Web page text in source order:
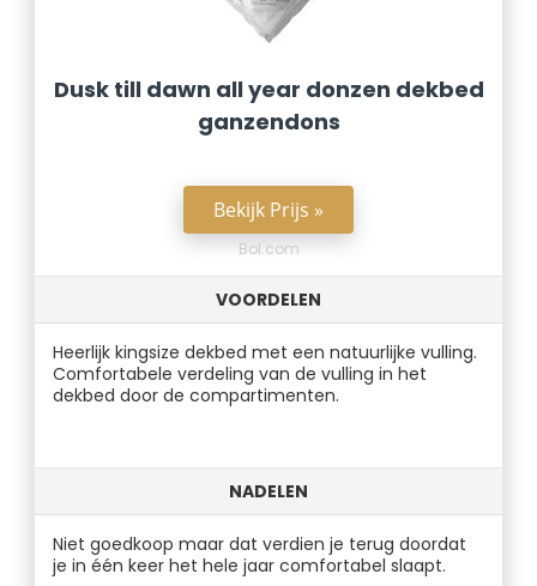
Dusk till dawn all year donzen dekbed
ganzendons
Bekijk Prijs »
Bol.com
VOORDELEN
Heerlijk kingsize dekbed met een natuurlijke vulling.
Comfortabele verdeling van de vulling in het
dekbed door de compartimenten.
NADELEN
Niet goedkoop maar dat verdien je terug doordat
je in één keer het hele jaar comfortabel slaapt.